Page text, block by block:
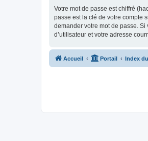
Votre mot de passe est chiffré
passe est la clé de votre compte
demander votre mot de passe.
d’utilisateur et votre adresse
Accueil Portail Index